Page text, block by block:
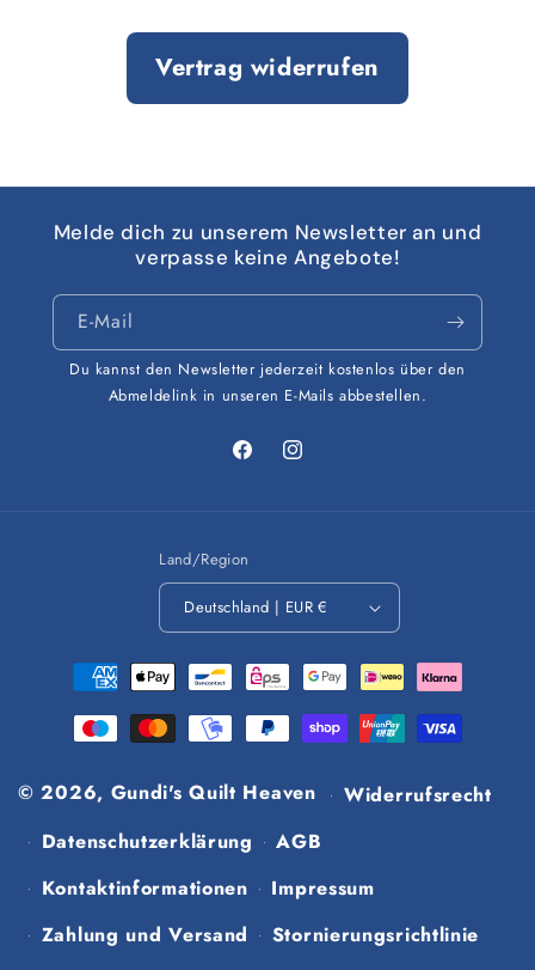
Vertrag widerrufen
Melde dich zu unserem Newsletter an und
verpasse keine Angebote!
E-Mail
Du kannst den Newsletter jederzeit kostenlos über den
Abmeldelink in unseren E-Mails abbestellen.
FacebookInstagram
Land/Region
Deutschland | EUR €
Zahlungsmethoden
© 2026, Gundi's Quilt Heaven
Widerrufsrecht
Datenschutzerklärung
AGB
Kontaktinformationen
Impressum
Zahlung und Versand
Stornierungsrichtlinie